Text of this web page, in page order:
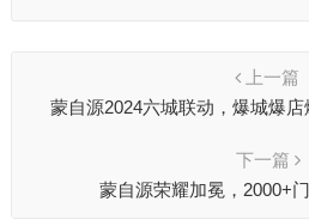
上一篇
蒙自源2024六城联动，爆城爆
下一篇
蒙自源荣耀加冕，2000+